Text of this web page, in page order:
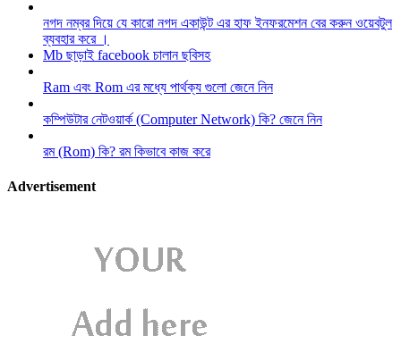
নগদ নম্বর দিয়ে যে কারো নগদ একাউন্ট এর হাফ ইনফরমেশন বের করুন ওয়েবটুল
ব্যবহার করে ।
Mb ছাড়াই facebook চালান ছবিসহ
Ram এবং Rom এর মধ্যে পার্থক্য গুলো জেনে নিন
কম্পিউটার নেটওয়ার্ক (Computer Network) কি? জেনে নিন
রম (Rom) কি? রম কিভাবে কাজ করে
Advertisement